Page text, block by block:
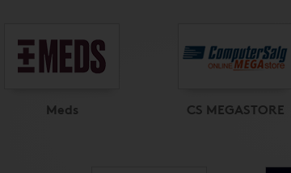
Meds CS MEGASTORE